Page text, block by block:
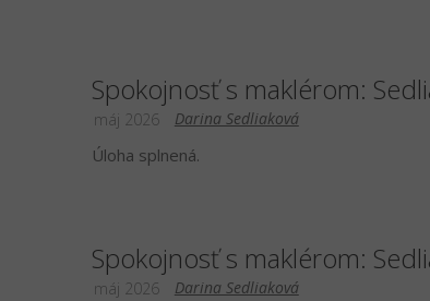
Spokojnosť s maklérom:
Darina Sedliaková
máj 2026
Úloha splnená.
Spokojnosť s maklérom:
Darina Sedliaková
máj 2026